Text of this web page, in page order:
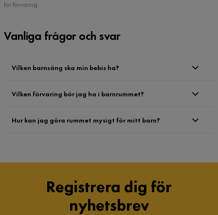
för förvaring.
Vanliga frågor och svar
Vilken barnsäng ska min bebis ha?
Vilken förvaring bör jag ha i barnrummet?
Hur kan jag göra rummet mysigt för mitt barn?
Registrera dig för
nyhetsbrev